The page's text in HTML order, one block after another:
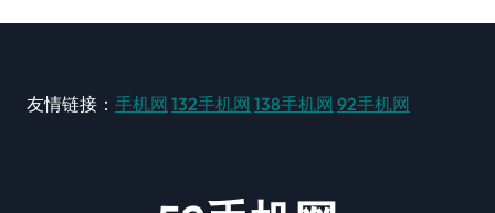
友情链接： 手机网 132手机网 138手机网 92手机网